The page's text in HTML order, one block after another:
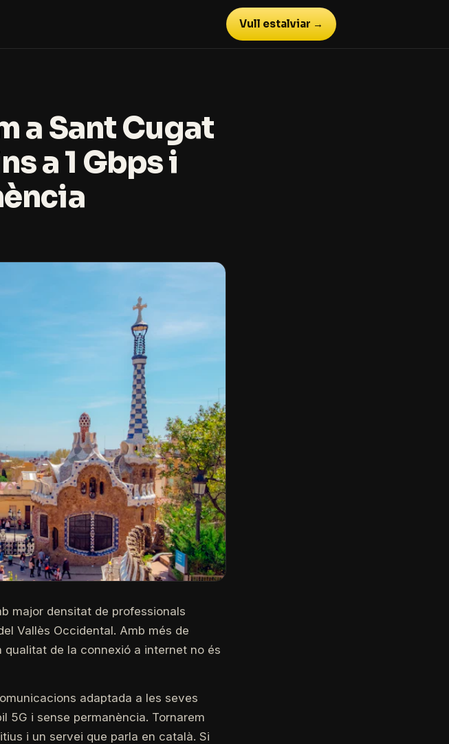
Vull estalviar →
a Sant Cugat
a 1 Gbps i
major densitat de professionals
Vallès Occidental. Amb més de
de la connexió a internet no és
adaptada a les seves
5G i sense permanència. Tornarem
i un servei que parla en català. Si